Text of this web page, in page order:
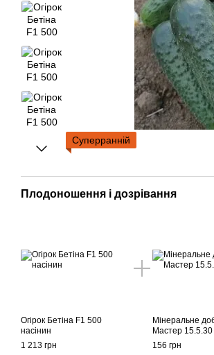
Суперранній
Плодоношення і дозрівання
Огірок Бетіна F1 500
насінин
1 213 грн
Мінеральне
Мастер 15.5.30
156 грн